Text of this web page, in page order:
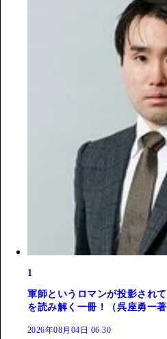
1
軍師というロマンが投影され
を読み解く一冊！（呉座勇一
2026年08月04日 06:30